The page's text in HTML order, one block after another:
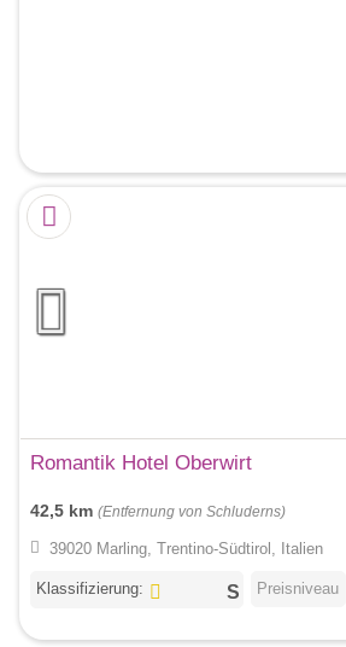
Romantik Hotel Oberwirt
42,5 km (Entfernung von Schluderns)
39020 Marling, Trentino-Südtirol, Italien
Klassifizierung: Preisniveau